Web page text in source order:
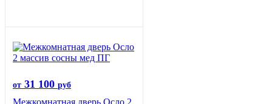
от 31 100 руб